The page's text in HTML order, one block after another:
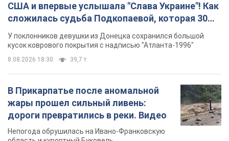
США и впервые услышала "Слава Украине"! Как
сложилась судьба Подкопаевой, которая 30
лет назад завоевала "золото" Олимпиады
У поклонников девушки из Донецка сохранился большой
кусок коврового покрытия с надписью "Атланта-1996"
8.08.2026 18:30 39,7 т.
В Прикарпатье после аномальной
жары прошел сильный ливень:
дороги превратились в реки. Видео
Непогода обрушилась на Ивано-Франковскую